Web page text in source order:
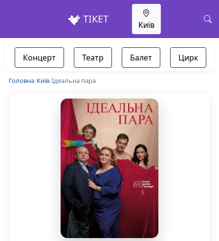
ТІКЕТ Київ
Концерт Театр Балет Цирк
Головна/Київ/Ідеальна пара